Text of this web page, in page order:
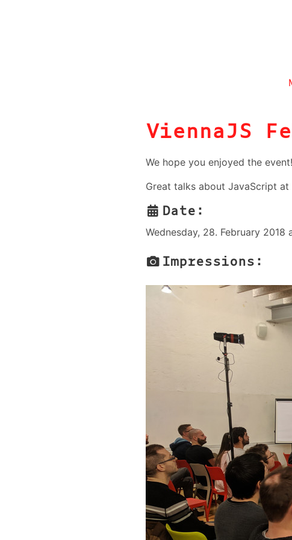
ViennaJS
We hope you enjoyed the event!
Great talks about JavaScript at
Date:
Wednesday, 28. February 2018
Impressions: